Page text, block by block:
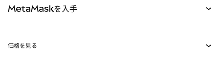
RWA
MetaMaskを入手
価格を見る